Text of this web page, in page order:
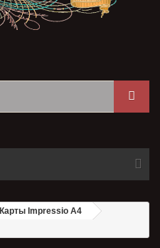
Карты Impressio A4